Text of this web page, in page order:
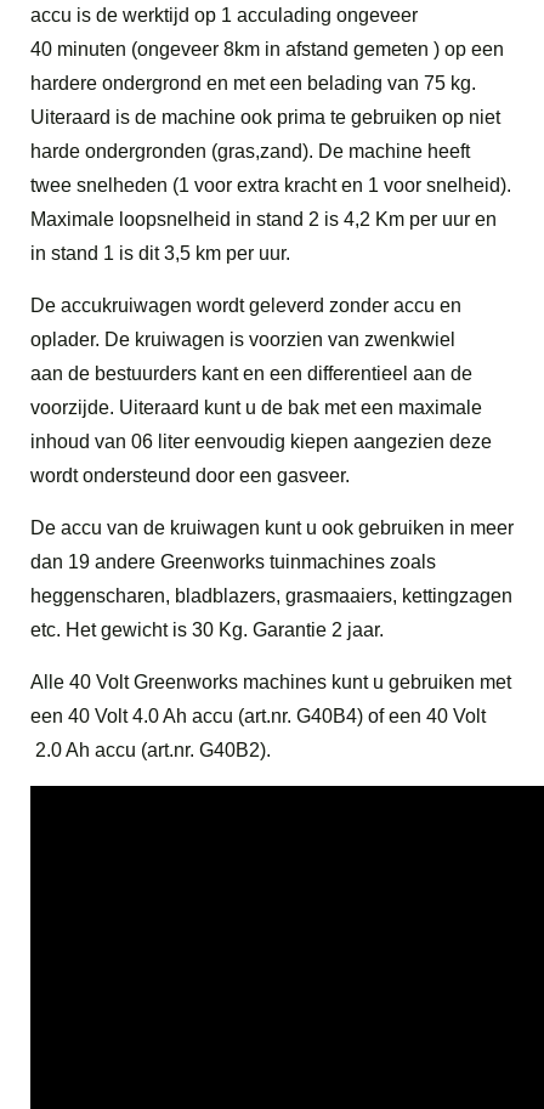
accu is de werktijd op 1 acculading ongeveer
40 minuten (ongeveer 8km in afstand gemeten ) op een
hardere ondergrond en met een belading van 75 kg.
Uiteraard is de machine ook prima te gebruiken op niet
harde ondergronden (gras,zand). De machine heeft
twee snelheden (1 voor extra kracht en 1 voor snelheid).
Maximale loopsnelheid in stand 2 is 4,2 Km per uur en
in stand 1 is dit 3,5 km per uur.
De accukruiwagen wordt geleverd zonder accu en
oplader. De kruiwagen is voorzien van zwenkwiel
aan de bestuurders kant en een differentieel aan de
voorzijde. Uiteraard kunt u de bak met een maximale
inhoud van 06 liter eenvoudig kiepen aangezien deze
wordt ondersteund door een gasveer.
De accu van de kruiwagen kunt u ook gebruiken in meer
dan 19 andere Greenworks tuinmachines zoals
heggenscharen, bladblazers, grasmaaiers, kettingzagen
etc. Het gewicht is 30 Kg. Garantie 2 jaar.
Alle 40 Volt Greenworks machines kunt u gebruiken met
een 40 Volt 4.0 Ah accu (art.nr. G40B4) of een 40 Volt
2.0 Ah accu (art.nr. G40B2).